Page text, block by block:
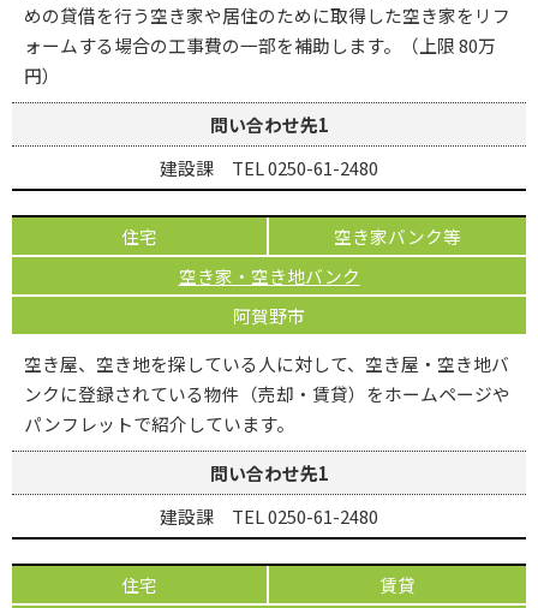
めの貸借を行う空き家や居住のために取得した空き家をリフ
ォームする場合の工事費の一部を補助します。（上限 80万
円）
問い合わせ先1
建設課 TEL 0250-61-2480
住宅
空き家バンク等
空き家・空き地バンク
阿賀野市
空き屋、空き地を探している人に対して、空き屋・空き地バ
ンクに登録されている物件（売却・賃貸）をホームページや
パンフレットで紹介しています。
問い合わせ先1
建設課 TEL 0250-61-2480
住宅 賃貸